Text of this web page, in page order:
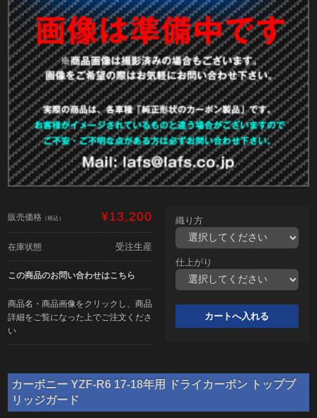
販売価格 （税込） ¥13,200
在庫状態 受注生産
この商品のお問い合わせはこちら
商品名・商品画像をクリックし、商品
詳細をご覧になった上でご注文くださ
い
織り方
仕上がり
カーボニー YZF-R6 17-18年用 ドライカーボン トップブ
リッジガード